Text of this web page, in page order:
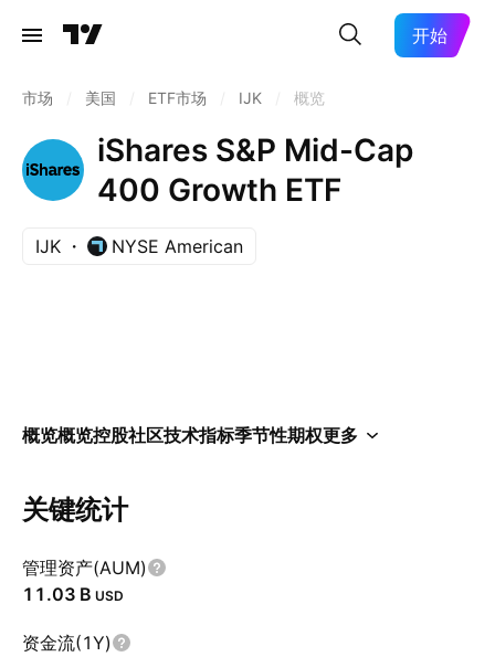
开始
市场 美国 ETF市场 IJK 概览
iShares S&P Mid-Cap
400 Growth ETF
IJK NYSE American
概览概览控股社区技术指标季节性期权更多
关键统计
管理资产(AUM)
‪11.03 B‬ USD
资金流(1Y)